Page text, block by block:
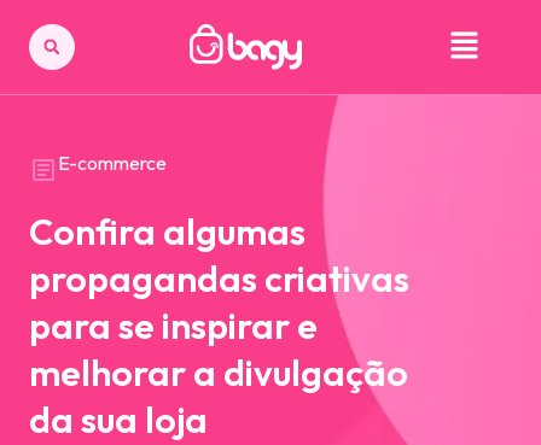
E-commerce
Confira algumas
propagandas criativas
para se inspirar e
melhorar a divulgação
da sua loja